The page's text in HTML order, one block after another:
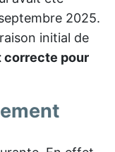
2025.
initial de
correcte pour